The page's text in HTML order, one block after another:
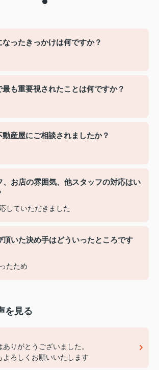
ったきっかけは何ですか？
も重要視されたことは何ですか？
産屋にご相談されましたか？
、お店の雰囲気、他スタッフの対応はい
していただきました
頂いた決め手はどういったところです
たため
を見る
ありがとうございました。
よろしくお願いいたします